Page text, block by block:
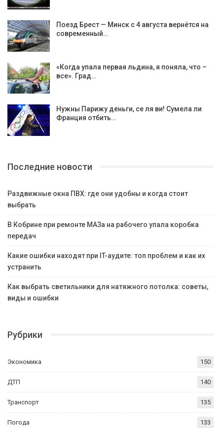
Поезд Брест — Минск с 4 августа вернётся на
современный…
«Когда упала первая льдина, я поняла, что –
все». Град…
Нужны Парижу деньги, се ля ви! Сумела ли
Франция отбить…
Последние новости
Раздвижные окна ПВХ: где они удобны и когда стоит
выбрать
В Кобрине при ремонте МАЗа на рабочего упала коробка
передач
Какие ошибки находят при IT-аудите: топ проблем и как их
устранить
Как выбрать светильники для натяжного потолка: советы,
виды и ошибки
Рубрики
Экономика 150
ДТП 140
Транспорт 135
Погода 133